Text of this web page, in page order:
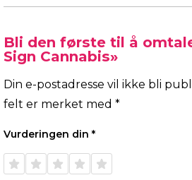
Bli den første til å
Sign Cannabis»
Din e-postadresse vil ikke bli
felt er merket med *
Vurderingen din *
1 av 5
stjerner
2 av 5
stjerner
3 av 5
stjerner
4 av 5
stjerner
5 av 5
stjerner